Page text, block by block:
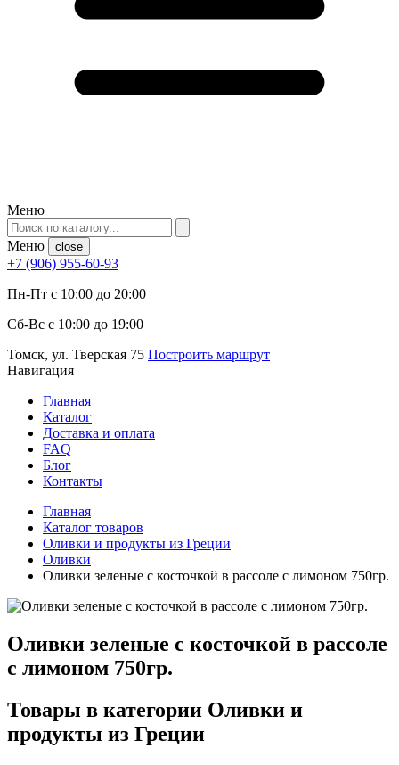
Меню
Меню close
+7 (906) 955-60-93
Пн-Пт с 10:00 до 20:00
Сб-Вс с 10:00 до 19:00
Томск, ул. Тверская 75 Построить маршрут
Навигация
Главная
Каталог
Доставка и оплата
FAQ
Блог
Контакты
Главная
Каталог товаров
Оливки и продукты из Греции
Оливки
Оливки зеленые с косточкой в рассоле с лимоном 750гр.
Оливки зеленые с косточкой в рассоле
с лимоном 750гр.
Товары в категории Оливки и
продукты из Греции